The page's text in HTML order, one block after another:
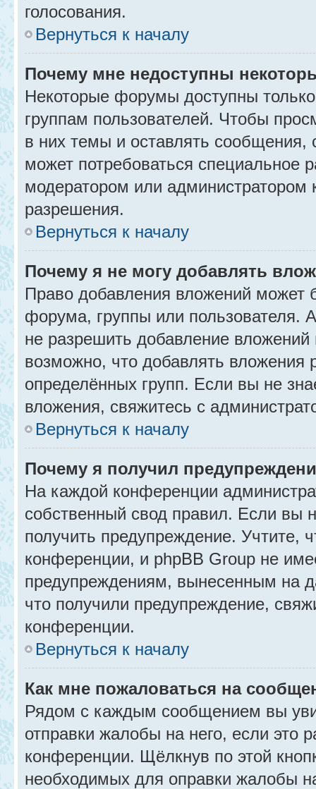
голосования.
Вернуться к началу
Почему мне недоступны
Некоторые форумы доступны
группам пользователей. Чтобы
в них темы и оставлять сообщения,
может потребоваться специальное
модератором или администратором
разрешения.
Вернуться к началу
Почему я не могу добавлять
Право добавления вложений может
форума, группы или пользователя.
не разрешить добавление
возможно, что добавлять вложения
определённых групп. Если вы не
вложения, свяжитесь с
Вернуться к началу
Почему я получил
На каждой конференции
собственный свод правил. Если вы
получить предупреждение. Учтите,
конференции, и phpBB Group не
предупреждениям, вынесенным на
что получили предупреждение,
конференции.
Вернуться к началу
Как мне пожаловаться на
Рядом с каждым сообщением вы
отправки жалобы на него, если это
конференции. Щёлкнув по этой
необходимых для оправки жалобы